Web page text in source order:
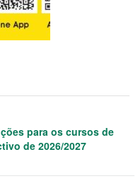
para os cursos de
de 2026/2027